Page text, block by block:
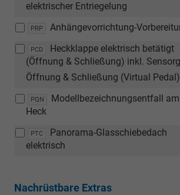
elektrischer Entriegelung
PRP Anhängevorrichtung-
PCD
Heckklappe elektrisch betätigt
(Öffnung & Schließung) inkl.
Öffnung & Schließung (Virtual Pedal)
PQN
Modellbezeichnungsentfall am
Heck
PTC
Panorama-Glasschiebedach
elektrisch
Nachrüstbare Extras